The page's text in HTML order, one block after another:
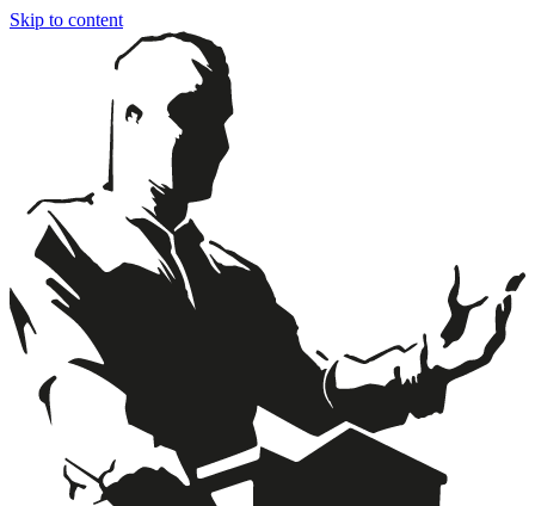
Skip to content